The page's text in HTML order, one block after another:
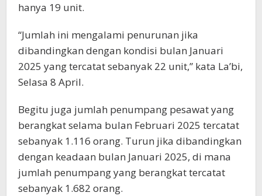
hanya 19 unit.
“Jumlah ini mengalami penurunan jika
dibandingkan dengan kondisi bulan Januari
2025 yang tercatat sebanyak 22 unit,” kata La’bi,
Selasa 8 April.
Begitu juga jumlah penumpang pesawat yang
berangkat selama bulan Februari 2025 tercatat
sebanyak 1.116 orang. Turun jika dibandingkan
dengan keadaan bulan Januari 2025, di mana
jumlah penumpang yang berangkat tercatat
sebanyak 1.682 orang.